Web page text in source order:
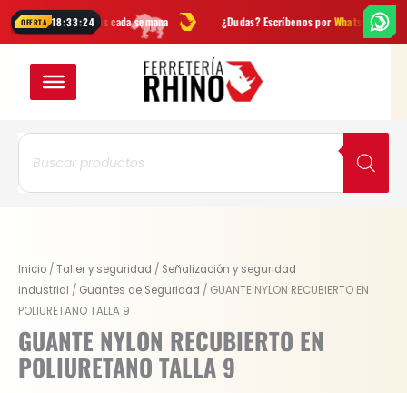
OFERTA 18:33:24
y novedades cada semana ¿Dudas? Escríbenos porWhatsApp
Búsqueda
productos
Inicio /Taller y seguridad / Señalización y seguridad
industrial / Guantes de Seguridad / GUANTE NYLON RECUBIERTO EN
POLIURETANO TALLA 9
GUANTE NYLON RECUBIERTO EN
POLIURETANO TALLA 9